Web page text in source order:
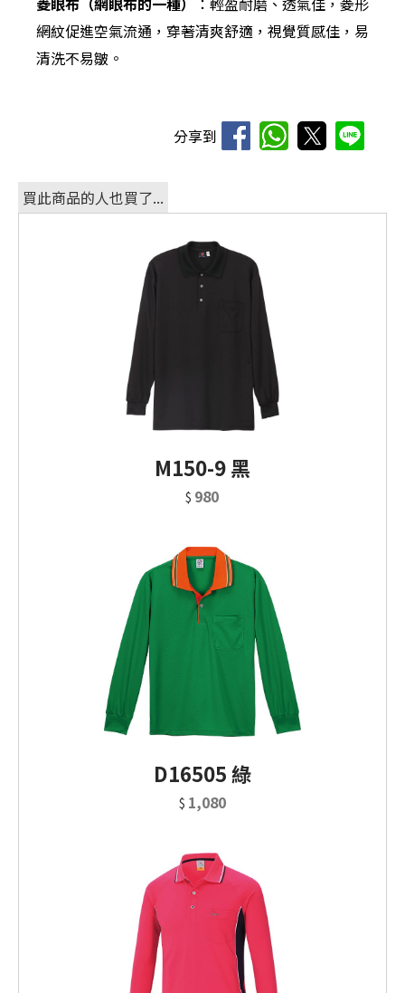
網紋促進空氣流通，穿著清爽舒適，視覺質感佳，易
清洗不易皺。
分享到
買此商品的人也買了...
M150-9 黑
$ 980
D16505 綠
$ 1,080